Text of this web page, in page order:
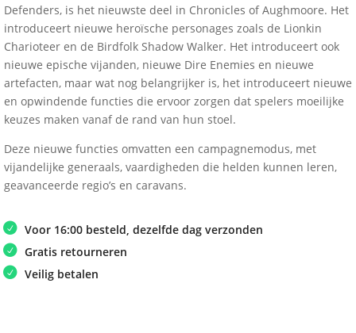
Defenders, is het nieuwste deel in Chronicles of Aughmoore. Het
introduceert nieuwe heroïsche personages zoals de Lionkin
Charioteer en de Birdfolk Shadow Walker. Het introduceert ook
nieuwe epische vijanden, nieuwe Dire Enemies en nieuwe
artefacten, maar wat nog belangrijker is, het introduceert nieuwe
en opwindende functies die ervoor zorgen dat spelers moeilijke
keuzes maken vanaf de rand van hun stoel.
Deze nieuwe functies omvatten een campagnemodus, met
vijandelijke generaals, vaardigheden die helden kunnen leren,
geavanceerde regio’s en caravans.
Voor 16:00 besteld, dezelfde dag verzonden
Gratis retourneren
Veilig betalen